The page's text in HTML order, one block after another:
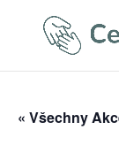
« Všechny